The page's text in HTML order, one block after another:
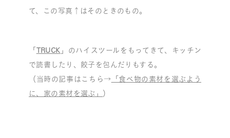
て、この写真↑はそのときのもの。
「TRUCK 」のハイスツールをもってきて、キッチン
で読書したり、餃子を包んだりもする。
（当時の記事はこちら→ 「食べ物の素材を選ぶよう
に、家の素材を選ぶ」 ）